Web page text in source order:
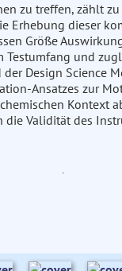
zu treffen, zählt
Erhebung dieser
Größe
Testumfang und
Design Science
Ansatzes zur
Kontext
die Validität des